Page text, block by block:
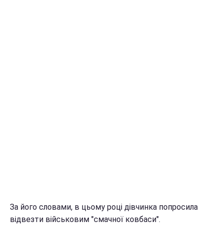
За його словами, в цьому році дівчинка попросила
відвезти військовим "смачної ковбаси".